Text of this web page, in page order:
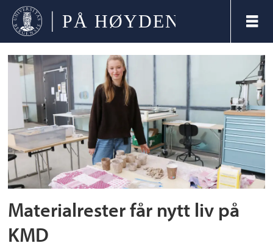
Tag:
bærekraft
Materialrester får nytt liv på
KMD